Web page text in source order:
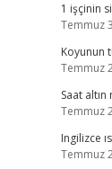
1 işçinin
Temmuz
Koyunun
Temmuz
Saat altın
Temmuz
Ingilizce
Temmuz